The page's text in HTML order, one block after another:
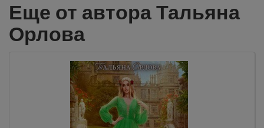
Еще от автора Тальяна
Орлова